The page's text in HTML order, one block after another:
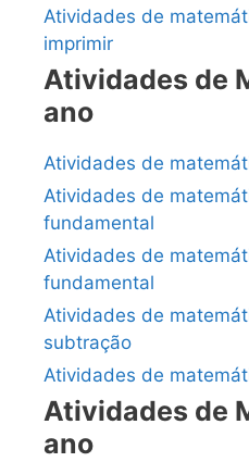
Atividades de
imprimir
Atividades de
ano
Atividades de
Atividades de
fundamental
Atividades de
fundamental
Atividades de
subtração
Atividades de
Atividades de
ano